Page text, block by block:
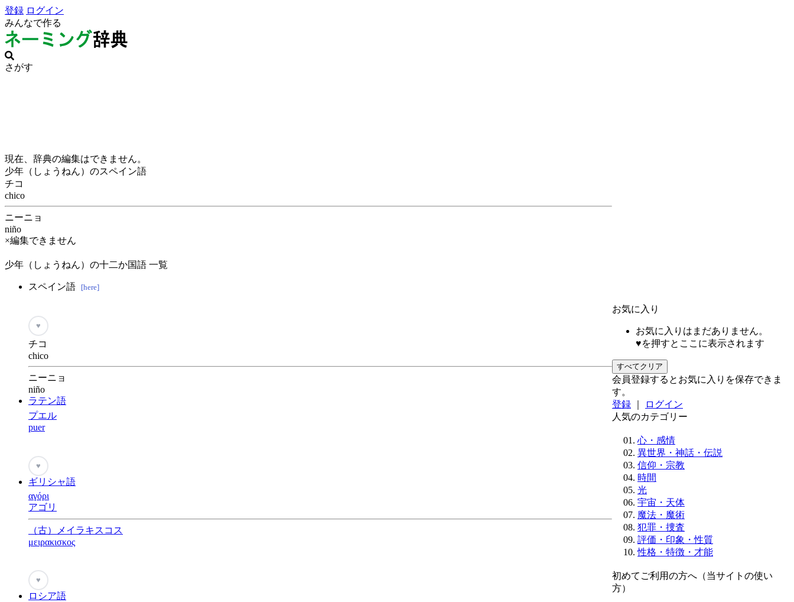
登録 ログイン
みんなで作る
さがす
現在、辞典の編集はできません。
少年（しょうねん）のスペイン語
チコ
chico
ニーニョ
niño
×編集できません
少年（しょうねん）の十二か国語 一覧
スペイン語 [here]
♥
チコ
chico
ニーニョ
niño
ラテン語
プエル
puer
♥
ギリシャ語
αγόρι
アゴリ
（古）メイラキスコス
μειρακισκος
♥
ロシア語
お気に入り
お気に入りはまだありません。
♥を押すとここに表示されます
すべてクリア
会員登録するとお気に入りを保存できま
す。
登録
ログイン
人気のカテゴリー
心・感情
異世界・神話・伝説
信仰・宗教
時間
光
宇宙・天体
魔法・魔術
犯罪・捜査
評価・印象・性質
性格・特徴・才能
初めてご利用の方へ（当サイトの使い
方）